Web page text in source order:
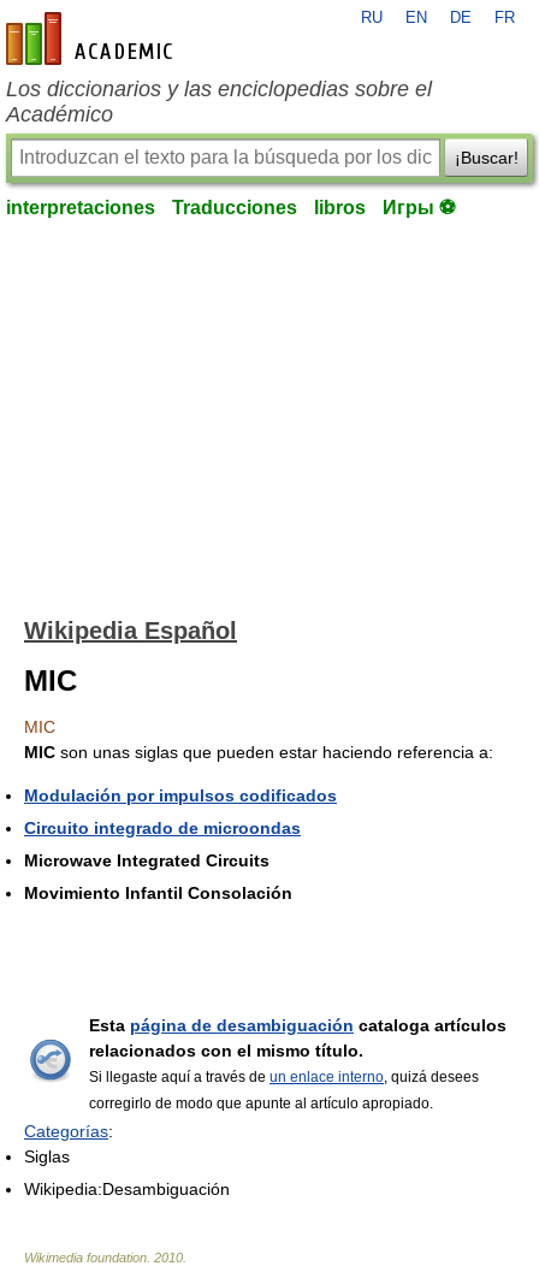
es-academic.com
RU EN DE FR
Los diccionarios y las enciclopedias sobre el
Académico
¡Buscar!
interpretaciones Traducciones libros Игры ⚽
Wikipedia Español
MIC
MIC
MIC son unas siglas que pueden estar haciendo referencia a:
Modulación por impulsos codificados
Circuito integrado de microondas
Microwave Integrated Circuits
Movimiento Infantil Consolación
Esta página de desambiguación cataloga artículos
relacionados con el mismo título.
Si llegaste aquí a través de un enlace interno, quizá desees
corregirlo de modo que apunte al artículo apropiado.
Categorías:
Siglas
Wikipedia:Desambiguación
Wikimedia foundation 2010